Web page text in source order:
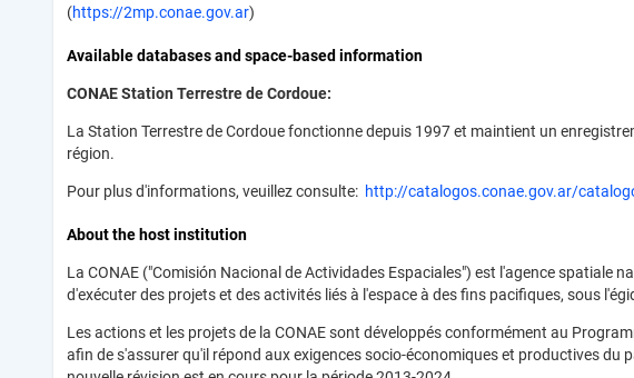
(https://2mp.conae.gov.ar)
Available databases and space-based information
CONAEStation Terrestre de Cordoue:
La Station Terrestre de Cordoue fonctionne depuis 1997 et maintient un
région.
Pour plus d'informations, veuillez consulte: http://catalogos.conae.gov.ar/
About the host institution
La CONAE ("Comisión Nacional de Actividades Espaciales") est l'agence spatiale
d'exécuter des projets et des activités liés à l'espace à des fins pacifiques, sous
Les actions et les projets de la CONAE sont développés conformément au
afin de s'assurer qu'il répond aux exigences socio-économiques et productives